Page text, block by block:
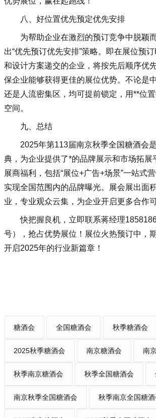
八、好位置优先预定优先安排
为帮助企业在激烈的预订竞争中脱颖
出“优先预订优先安排”策略。即在展位预
和设计方案递交的企业，将按先后顺序优
保企业能够获得更佳的展位优势。不论是
还是人流密集区，均可提前锁定，用**位
空间。
九、总结
2025年第113届南京秋季全国糖酒会
典，为企业提供了*的品牌展示和市场拓展
展商福利，包括“展位+广告+场景”一站式
实现全国范围内的品牌曝光。展会展出面
业，专业观众云集，为企业开启更多合作可
快把握良机，立即联系蒋经理
号），抢占优势展位！展位火热预订中，
开启2025年的行业新篇章！
糖酒会 全国糖酒会 秋季糖酒会
2025秋季糖酒会 南京糖酒会 南
秋季南京糖酒会 秋季全国糖酒会
南京秋季全国糖酒会 秋季南京全国糖